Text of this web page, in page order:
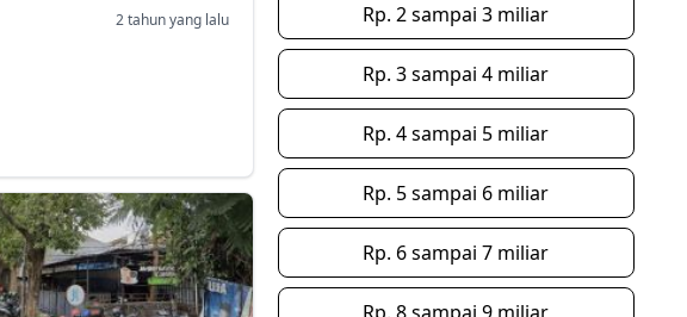
2 tahun yang lalu Rp. 2 sampai 3 miliar
Rp. 3 sampai 4 miliar
Rp. 4 sampai 5 miliar
Rp. 5 sampai 6 miliar
Rp. 6 sampai 7 miliar